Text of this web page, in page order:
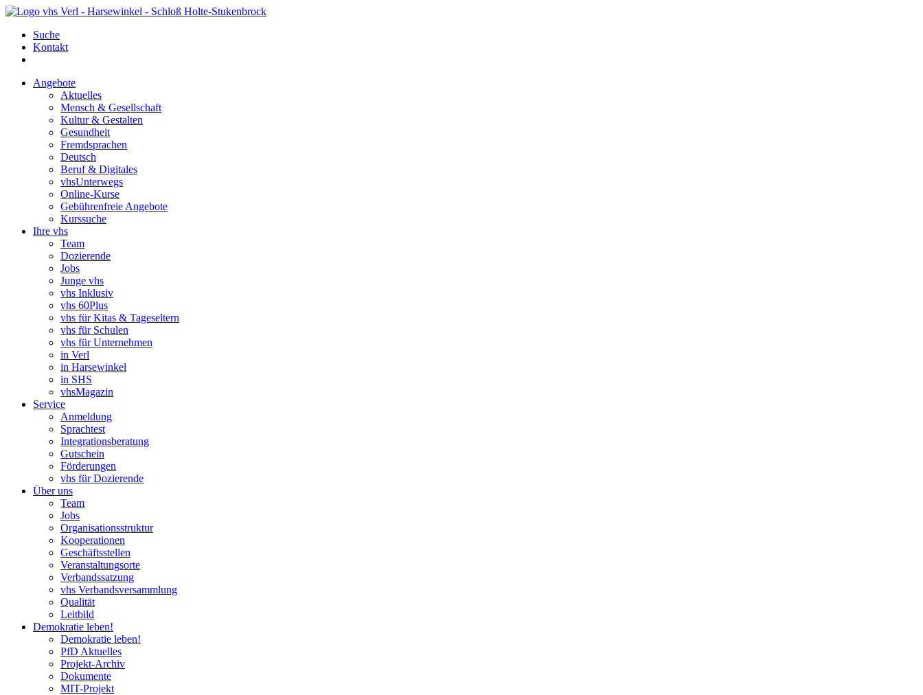
Suche
Kontakt
Angebote
Aktuelles
Mensch & Gesellschaft
Kultur & Gestalten
Gesundheit
Fremdsprachen
Deutsch
Beruf & Digitales
vhsUnterwegs
Online-Kurse
Gebührenfreie Angebote
Kurssuche
Ihre vhs
Team
Dozierende
Jobs
Junge vhs
vhs Inklusiv
vhs 60Plus
vhs für Kitas & Tageseltern
vhs für Schulen
vhs für Unternehmen
in Verl
in Harsewinkel
in SHS
vhsMagazin
Service
Anmeldung
Sprachtest
Integrationsberatung
Gutschein
Förderungen
vhs für Dozierende
Über uns
Team
Jobs
Organisationsstruktur
Kooperationen
Geschäftsstellen
Veranstaltungsorte
Verbandssatzung
vhs Verbandsversammlung
Qualität
Leitbild
Demokratie leben!
Demokratie leben!
PfD Aktuelles
Projekt-Archiv
Dokumente
MIT-Projekt